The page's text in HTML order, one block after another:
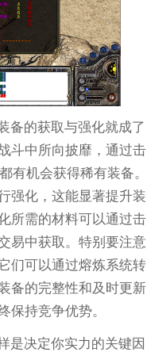
备的获取与强化就成了
斗中所向披靡，通过击
有机会获得稀有装备。
强化，这能显著提升装
所需的材料可以通过击
易中获取。特别要注意
们可以通过熔炼系统转
备的完整性和及时更新
保持竞争优势。
是决定你实力的关键因